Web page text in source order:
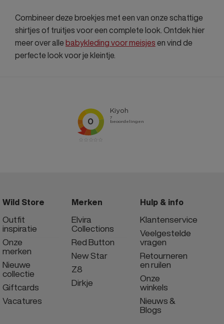
Combineer deze broekjes met een van onze schattige
shirtjes of truitjes voor een complete look. Ontdek hier
meer over allebabykleding voor meisjesen vind de
perfecte look voor je kleintje.
Wild Store
Outfit
inspiratie
Onze
merken
Nieuwe
collectie
Giftcards
Vacatures
Merken
Elvira
Collections
Red Button
New Star
Z8
Dirkje
Hulp & info
Klantenservice
Veelgestelde
vragen
Retourneren
en ruilen
Onze
winkels
Nieuws &
Blogs